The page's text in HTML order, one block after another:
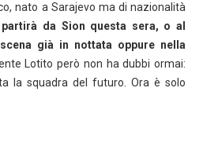
nato a Sarajevo ma di nazionalità
partirà da Sion questa sera, o al
già in nottata oppure nella
Lotito però non ha dubbi ormai:
la squadra del futuro. Ora è solo